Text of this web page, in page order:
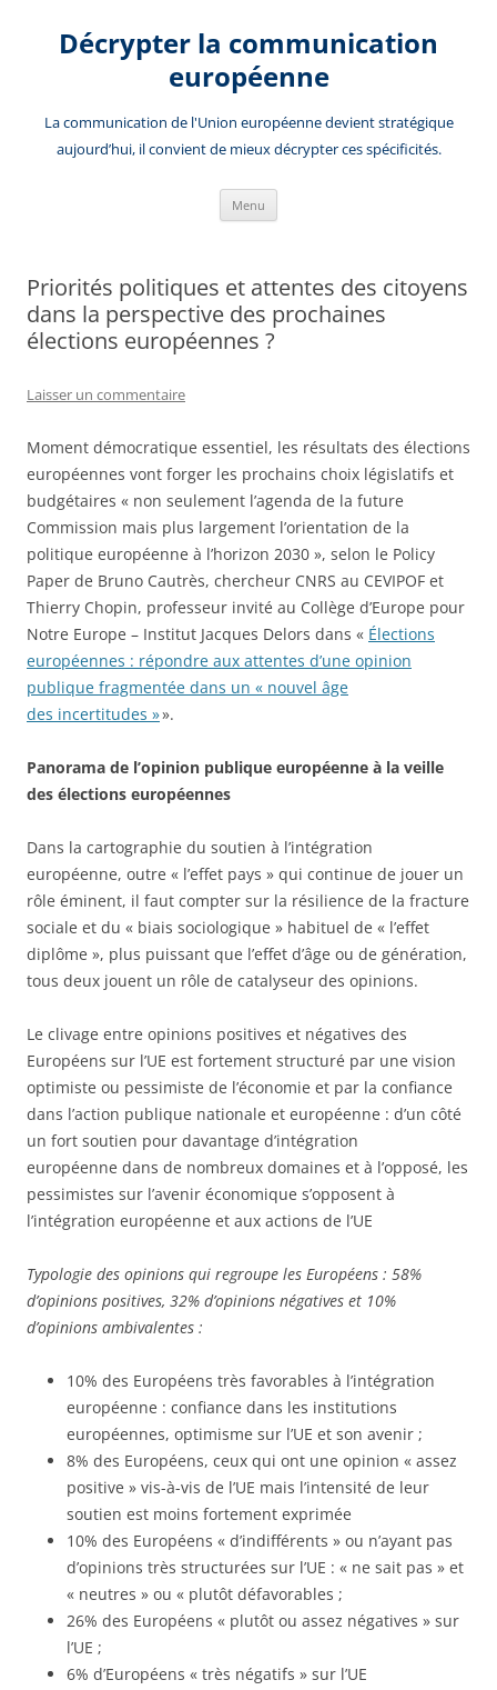
contenuDécrypter la communication
européenne
La communication de l'Union européenne devient stratégique
aujourd’hui, il convient de mieux décrypter ces spécificités.
Menu
Priorités politiques et attentes des citoyens
dans la perspective des prochaines
élections européennes ?
Laisser un commentaire
Moment démocratique essentiel, les résultats des élections
européennes vont forger les prochains choix législatifs et
budgétaires « non seulement l’agenda de la future
Commission mais plus largement l’orientation de la
politique européenne à l’horizon 2030 », selon le Policy
Paper de Bruno Cautrès, chercheur CNRS au CEVIPOF et
Thierry Chopin, professeur invité au Collège d’Europe pour
Notre Europe – Institut Jacques Delors dans « Élections
européennes : répondre aux attentes d’une opinion
publique fragmentée dans un « nouvel âge
des incertitudes »».
Panorama de l’opinion publique européenne à la veille
des élections européennes
Dans la cartographie du soutien à l’intégration
européenne, outre « l’effet pays » qui continue de jouer un
rôle éminent, il faut compter sur la résilience de la fracture
sociale et du « biais sociologique » habituel de « l’effet
diplôme », plus puissant que l’effet d’âge ou de génération,
tous deux jouent un rôle de catalyseur des opinions.
Le clivage entre opinions positives et négatives des
Européens sur l’UE est fortement structuré par une vision
optimiste ou pessimiste de l’économie et par la confiance
dans l’action publique nationale et européenne : d’un côté
un fort soutien pour davantage d’intégration
européenne dans de nombreux domaines et à l’opposé, les
pessimistes sur l’avenir économique s’opposent à
l’intégration européenne et aux actions de l’UE
Typologie des opinions qui regroupe les Européens : 58%
d’opinions positives, 32% d’opinions négatives et 10%
d’opinions ambivalentes :
10% des Européens très favorables à l’intégration
européenne : confiance dans les institutions
européennes, optimisme sur l’UE et son avenir ;
8% des Européens, ceux qui ont une opinion « assez
positive » vis-à-vis de l’UE mais l’intensité de leur
soutien est moins fortement exprimée
10% des Européens « d’indifférents » ou n’ayant pas
d’opinions très structurées sur l’UE : « ne sait pas » et
« neutres » ou « plutôt défavorables ;
26% des Européens « plutôt ou assez négatives » sur
l’UE ;
6% d’Européens « très négatifs » sur l’UE